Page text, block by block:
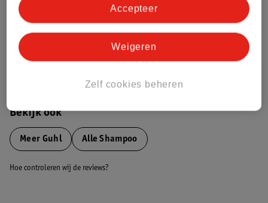
Impact Score.
Bekijk ook
Meer Guhl Alle Shampoo
Hoe controleren wij de reviews?
Zelf cookies beheren
Weigeren
Accepteer